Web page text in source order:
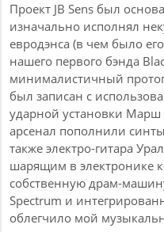
Проект JB Sens был
изначально исполнял
евродэнса (в чем было
нашего первого бэнда
минималистичный
был записан с
ударной установки Марш
арсенал пополнили
также электро-гитара
шарящим в электронике
собственную драм-
Spectrum и
облегчило мой